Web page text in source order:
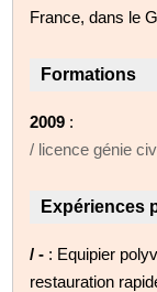
France, dans le
Formations
2009 :
/ licence génie
Expériences
/ - : Equipier
restauration